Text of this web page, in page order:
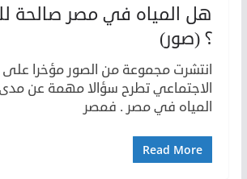
هل المياه في مصر صالحة
؟ (صور)
انتشرت مجموعة من الصور مؤخرا على
الاجتماعي تطرح سؤالا مهمة عن
المياه في مصر . فمصر
Read More